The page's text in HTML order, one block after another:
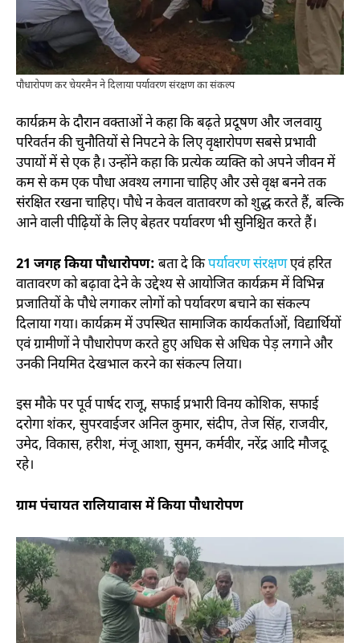
पौधारोपण कर चेयरमैन ने दिलाया पर्यावरण संरक्षण का संकल्प
कार्यक्रम के दौरान वक्ताओं ने कहा कि बढ़ते प्रदूषण और जलवायु
परिवर्तन की चुनौतियों से निपटने के लिए वृक्षारोपण सबसे प्रभावी
उपायों में से एक है। उन्होंने कहा कि प्रत्येक व्यक्ति को अपने जीवन में
कम से कम एक पौधा अवश्य लगाना चाहिए और उसे वृक्ष बनने तक
संरक्षित रखना चाहिए। पौधे न केवल वातावरण को शुद्ध करते हैं, बल्कि
आने वाली पीढ़ियों के लिए बेहतर पर्यावरण भी सुनिश्चित करते हैं।
21 जगह किया पौधारोपण: बता दे किपर्यावरण संरक्षणएवं हरित
वातावरण को बढ़ावा देने के उद्देश्य से आयोजित कार्यक्रम में विभिन्न
प्रजातियों के पौधे लगाकर लोगों को पर्यावरण बचाने का संकल्प
दिलाया गया। कार्यक्रम में उपस्थित सामाजिक कार्यकर्ताओं, विद्यार्थियों
एवं ग्रामीणों ने पौधारोपण करते हुए अधिक से अधिक पेड़ लगाने और
उनकी नियमित देखभाल करने का संकल्प लिया।
इस मौके पर पूर्व पार्षद राजू, सफाई प्रभारी विनय कोशिक, सफाई
दरोगा शंकर, सुपरवाईजर अनिल कुमार, संदीप, तेज सिंह, राजवीर,
उमेद, विकास, हरीश, मंजू आशा, सुमन, कर्मवीर, नरेंद्र आदि मौजदू
रहे।
ग्राम पंचायत रालियावास में किया पौधारोपण